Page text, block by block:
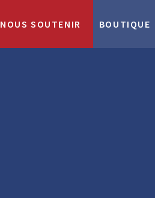
NOUS SOUTENIR BOUTIQUE